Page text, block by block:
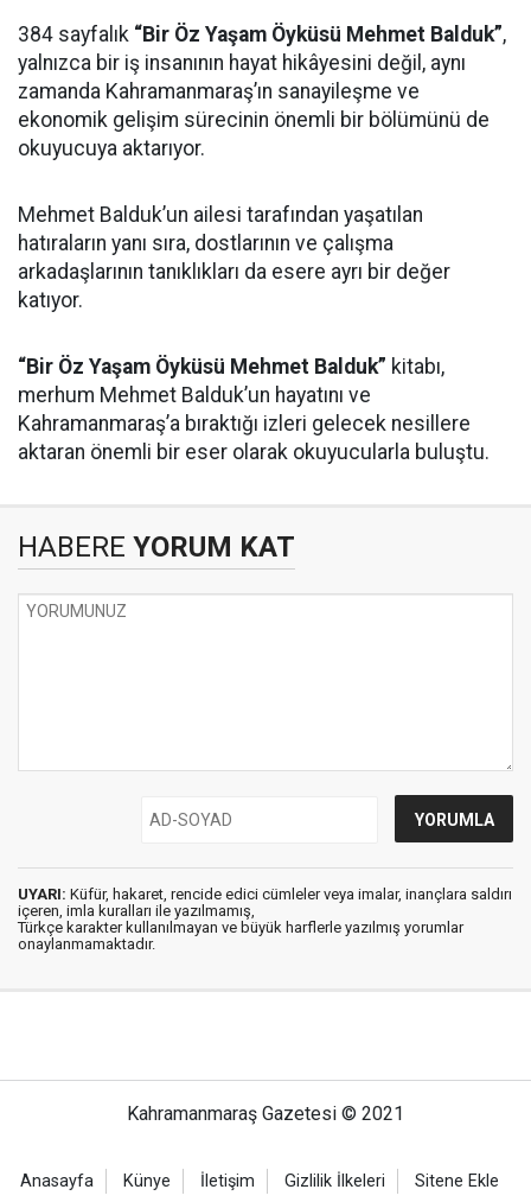
384 sayfalık “Bir Öz Yaşam Öyküsü Mehmet Balduk”,
yalnızca bir iş insanının hayat hikâyesini değil, aynı
zamanda Kahramanmaraş’ın sanayileşme ve
ekonomik gelişim sürecinin önemli bir bölümünü de
okuyucuya aktarıyor.
Mehmet Balduk’un ailesi tarafından yaşatılan
hatıraların yanı sıra, dostlarının ve çalışma
arkadaşlarının tanıklıkları da esere ayrı bir değer
katıyor.
“Bir Öz Yaşam Öyküsü Mehmet Balduk” kitabı,
merhum Mehmet Balduk’un hayatını ve
Kahramanmaraş’a bıraktığı izleri gelecek nesillere
aktaran önemli bir eser olarak okuyucularla buluştu.
HABERE YORUM KAT
UYARI: Küfür, hakaret, rencide edici cümleler veya imalar, inançlara saldırı
içeren, imla kuralları ile yazılmamış,
Türkçe karakter kullanılmayan ve büyük harflerle yazılmış yorumlar
onaylanmamaktadır.
Kahramanmaraş Gazetesi © 2021
Anasayfa Künye İletişim Gizlilik İlkeleri Sitene Ekle